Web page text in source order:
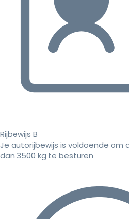
Rijbewijs B
Je autorijbewijs is voldoende om
dan 3500 kg te besturen